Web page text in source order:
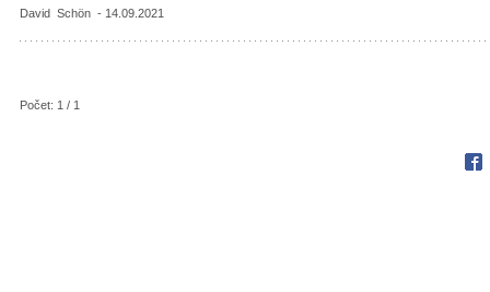
David Schön - 14.09.2021
Počet: 1 / 1